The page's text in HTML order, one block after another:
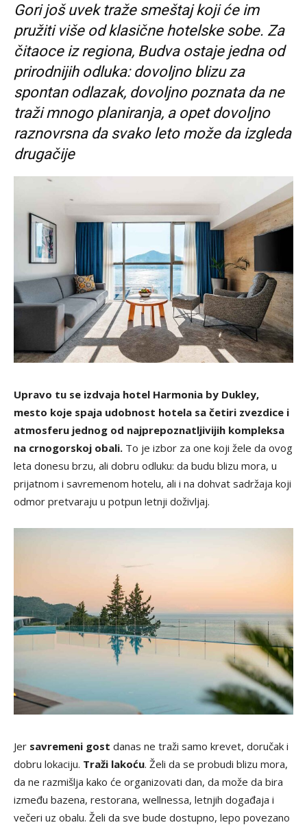
Gori još uvek traže smeštaj koji će im
pružiti više od klasične hotelske sobe. Za
čitaoce iz regiona, Budva ostaje jedna od
prirodnijih odluka: dovoljno blizu za
spontan odlazak, dovoljno poznata da ne
traži mnogo planiranja, a opet dovoljno
raznovrsna da svako leto može da izgleda
drugačije
Upravo tu se izdvaja hotel Harmonia by Dukley,
mesto koje spaja udobnost hotela sa četiri zvezdice i
atmosferu jednog od najprepoznatljivijih kompleksa
na crnogorskoj obali. To je izbor za one koji žele da ovog
leta donesu brzu, ali dobru odluku: da budu blizu mora, u
prijatnom i savremenom hotelu, ali i na dohvat sadržaja koji
odmor pretvaraju u potpun letnji doživljaj.
Jer savremeni gost danas ne traži samo krevet, doručak i
dobru lokaciju. Traži lakoću. Želi da se probudi blizu mora,
da ne razmišlja kako će organizovati dan, da može da bira
između bazena, restorana, wellnessa, letnjih događaja i
večeri uz obalu. Želi da sve bude dostupno, lepo povezano